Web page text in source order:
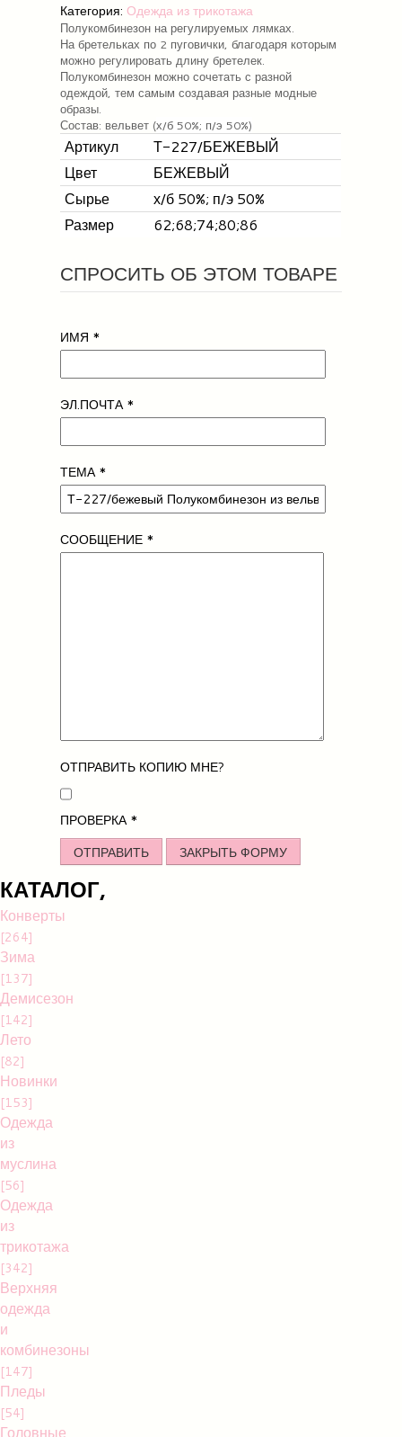
Категория: Одежда из трикотажа
Полукомбинезон на регулируемых лямках.
На бретельках по 2 пуговички, благодаря которым
можно регулировать длину бретелек.
Полукомбинезон можно сочетать с разной
одеждой, тем самым создавая разные модные
образы.
Состав: вельвет (х/б 50%; п/э 50%)
Артикул
Т-227/БЕЖЕВЫЙ
Цвет
БЕЖЕВЫЙ
Сырье
х/б 50%; п/э 50%
Размер
62;68;74;80;86
СПРОСИТЬ ОБ ЭТОМ ТОВАРЕ
ИМЯ *
ЭЛ.ПОЧТА*
ТЕМА*
СООБЩЕНИЕ *
ОТПРАВИТЬ КОПИЮ МНЕ?
ПРОВЕРКА*
ОТПРАВИТЬ
ЗАКРЫТЬ ФОРМУ
КАТАЛОГ,
Конверты
[264]
Зима
[137]
Демисезон
[142]
Лето
[82]
Новинки
[153]
Одежда
из
муслина
[56]
Одежда
из
трикотажа
[342]
Верхняя
одежда
и
комбинезоны
[147]
Пледы
[54]
Головные